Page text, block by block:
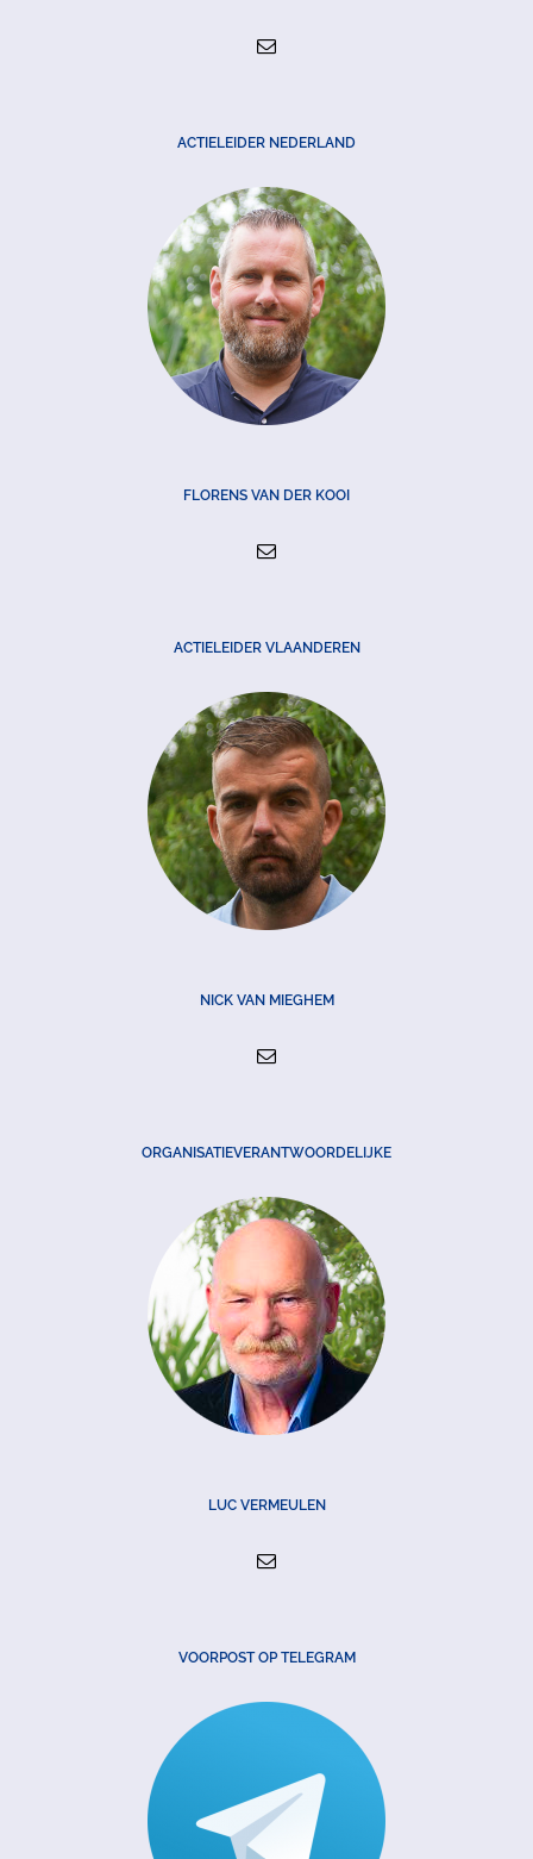
ACTIELEIDER NEDERLAND
FLORENS VAN DER KOOI
ACTIELEIDER VLAANDEREN
NICK VAN MIEGHEM
ORGANISATIEVERANTWOORDELIJKE
LUC VERMEULEN
VOORPOST OP TELEGRAM